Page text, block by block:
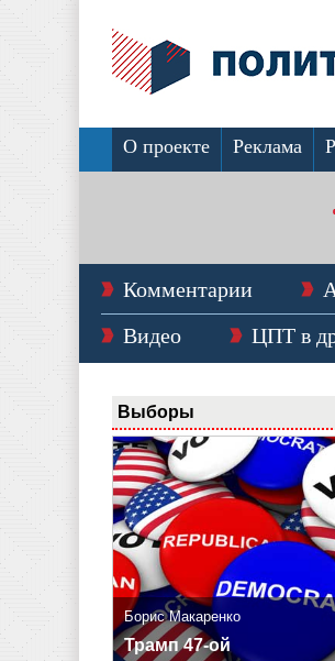
О проекте Реклама
Комментарии
Видео
ЦПТ в
Выборы
Борис Макаренко
Трамп 47-ой